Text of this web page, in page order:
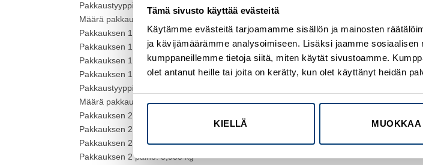
Tämä sivusto käyttää evästeitä
Käytämme evästeitä tarjoamamme sisällön ja mainosten
ja kävijämäärämme analysoimiseen. Lisäksi jaamme
kumppaneillemme tietoja siitä, miten käytät sivustoamme.
olet antanut heille tai joita on kerätty, kun olet käyttänyt heidän
KIELLÄ MUOKKAA
Pakkaustyyppi 1: PCE
Määrä pakkauksessa 1: 1
Pakkauksen 1 korkeus: 7,7 cm
Pakkauksen 1 leveys: 11,8 cm
Pakkauksen 1 pituus: 34,100 cm
Pakkauksen 1 paino: 363 g
Pakkaustyyppi 2: S03
Määrä pakkauksessa 2: 15
Pakkauksen 2 korkeus: 30 cm
Pakkauksen 2 leveys: 30 cm
Pakkauksen 2 pituus: 40 cm
Pakkauksen 2 paino: 5,935 kg